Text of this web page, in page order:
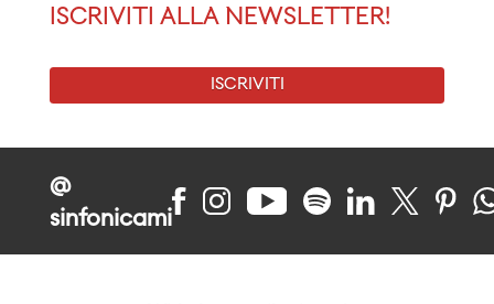
ISCRIVITI ALLA NEWSLETTER!
ISCRIVITI
@
sinfonicami